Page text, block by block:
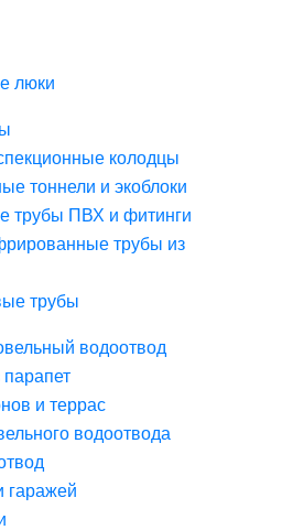
люки
колодцы
тоннели и экоблоки
трубы ПВХ и фитинги
трубы из
трубы
водоотвод
и террас
водоотвода
гаражей